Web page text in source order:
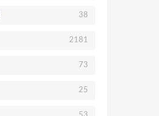
38
2181
73
25